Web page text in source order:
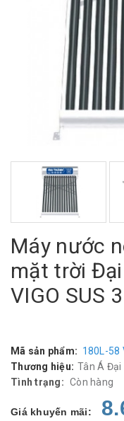
Máy nước
mặt trời
VIGO SUS
Mã sản phẩm: 180L-58
Thương hiệu: Tân Á Đại
Tình trạng: Còn hàng
Giá khuyến mãi: